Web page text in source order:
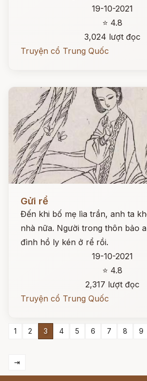
19-10-2021
⭐ 4.8
3,024 lượt đọc
Truyện cổ Trung Quốc
Gửi rể
Đến khi bố mẹ lìa trần, anh ta
nhà nữa. Người trong thôn bảo
đình hồ ly kén ở rể rồi.
19-10-2021
⭐ 4.8
2,317 lượt đọc
Truyện cổ Trung Quốc
1 2 3 4 5 6 7 8 9
⇥